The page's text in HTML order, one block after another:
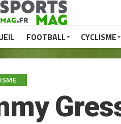
FOOTBALL CYCLISME